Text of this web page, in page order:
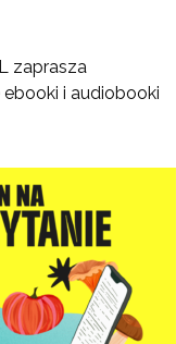
zaprasza
i audiobooki